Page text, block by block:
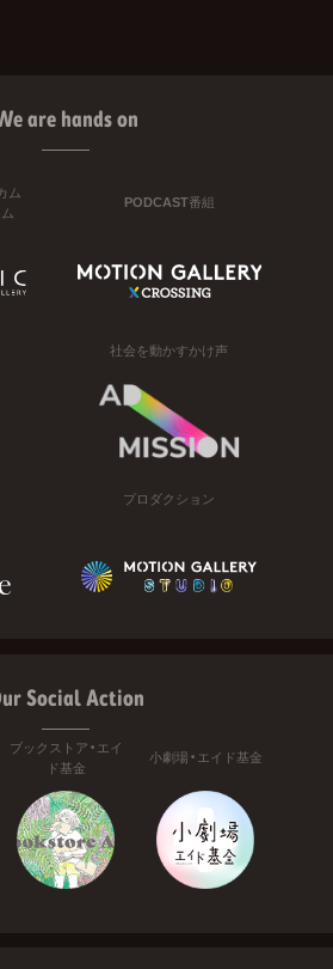
are hands on
ム
PODCAST番組
社会を動かすかけ声
プロダクション
Social Action
ブックストア・エイ
ド基金
小劇場・エイド基金